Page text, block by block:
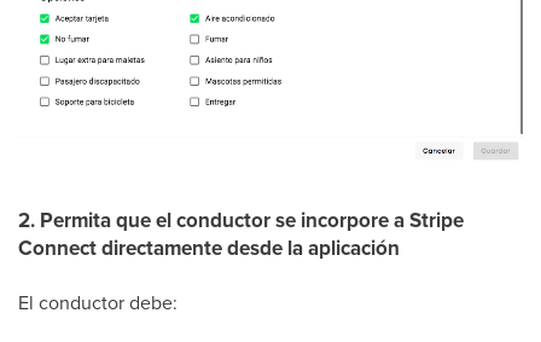
2. Permita que el conductor se incorpore a Stripe
Connect directamente desde la aplicación
El conductor debe: